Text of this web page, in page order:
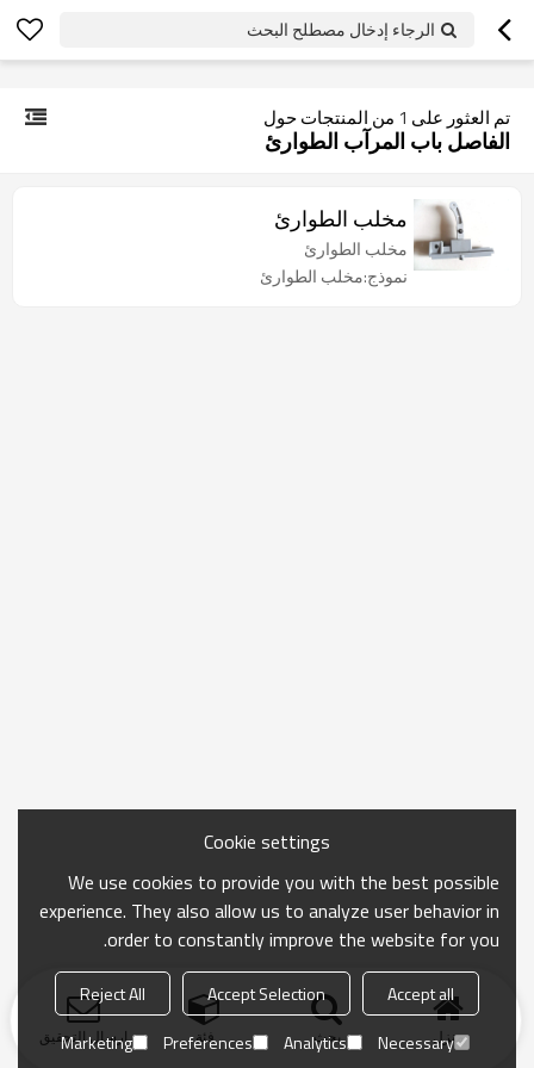
googlea70fe95786458a77.html
الرجاء إدخال مصطلح البحث
تم العثور على 1 من المنتجات حول
الفاصل باب المرآب الطوارئ
مخلب الطوارئ
مخلب الطوارئ
نموذج:مخلب الطوارئ
منزل بحث فئة ارسال التحقيق
Cookie settings
We use cookies to provide you with the best possible
experience. They also allow us to analyze user behavior in
order to constantly improve the website for you.
Accept all
Accept Selection
Reject All
Necessary
Analytics
Preferences
Marketing